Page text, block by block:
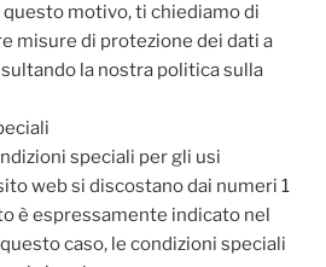
motivo, ti chiediamo di
misure di protezione dei dati a
la nostra politica sulla
speciali per gli usi
web si discostano dai numeri 1
è espressamente indicato nel
caso, le condizioni speciali